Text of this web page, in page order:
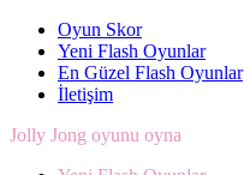
Oyun Skor
Yeni Flash Oyunlar
En Güzel Flash Oyunlar
İletişim
Jolly Jong oyunu oyna